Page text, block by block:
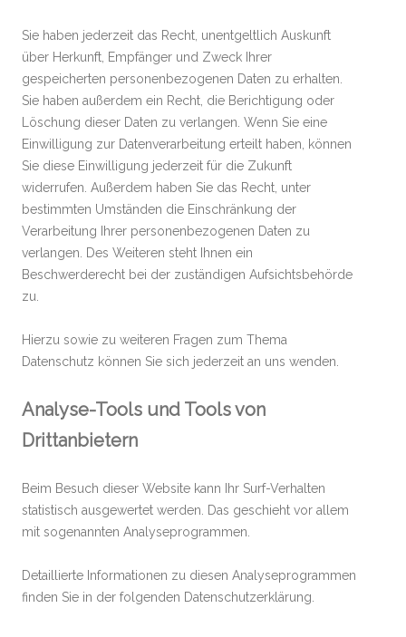
Sie haben jederzeit das Recht, unentgeltlich Auskunft
über Herkunft, Empfänger und Zweck Ihrer
gespeicherten personenbezogenen Daten zu erhalten.
Sie haben außerdem ein Recht, die Berichtigung oder
Löschung dieser Daten zu verlangen. Wenn Sie eine
Einwilligung zur Datenverarbeitung erteilt haben, können
Sie diese Einwilligung jederzeit für die Zukunft
widerrufen. Außerdem haben Sie das Recht, unter
bestimmten Umständen die Einschränkung der
Verarbeitung Ihrer personenbezogenen Daten zu
verlangen. Des Weiteren steht Ihnen ein
Beschwerderecht bei der zuständigen Aufsichtsbehörde
zu.
Hierzu sowie zu weiteren Fragen zum Thema
Datenschutz können Sie sich jederzeit an uns wenden.
Analyse-Tools und Tools von
Drittanbietern
Beim Besuch dieser Website kann Ihr Surf-Verhalten
statistisch ausgewertet werden. Das geschieht vor allem
mit sogenannten Analyseprogrammen.
Detaillierte Informationen zu diesen Analyseprogrammen
finden Sie in der folgenden Datenschutzerklärung.